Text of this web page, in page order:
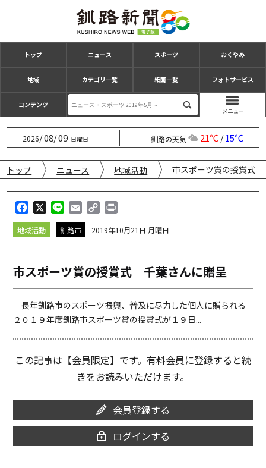
トップ ニュース スポーツ おくやみ
地域 カテゴリ一覧 紙面一覧 フォトサービス
コンテンツ
2026/08/09 日曜日 釧路の天気 21℃/15℃
トップ ニュース 地域活動 市スポーツ賞の授賞式
a
c
o
o
k
i
n
m
a
p
i
n
k
i
地域活動 釧路市 2019年10月21日 月曜日
市スポーツ賞の授賞式 千葉さんに贈呈
長年釧路市のスポーツ振興、普及に尽力した個人に贈られる
２０１９年度釧路市スポーツ賞の授賞式が１９日...
この記事は【会員限定】です。有料会員に登録すると続
きをお読みいただけます。
会員登録する
ログインする